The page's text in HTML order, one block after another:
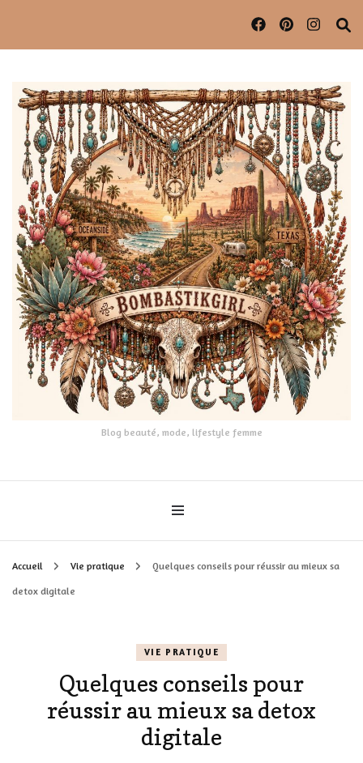
Blog beauté, mode, lifestyle femme
Accueil Vie pratique Quelques conseils pour réussir au mieux sa
detox digitale
VIE PRATIQUE
Quelques conseils pour
réussir au mieux sa detox
digitale